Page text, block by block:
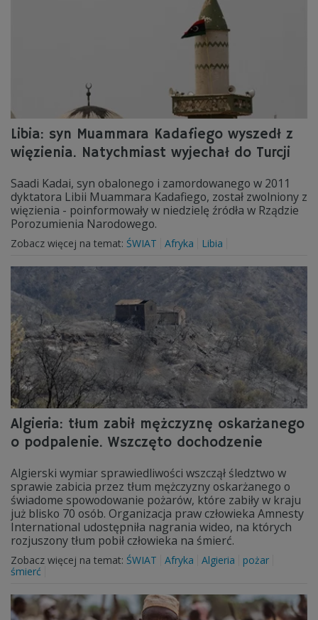
Libia: syn Muammara Kadafiego wyszedł z
więzienia. Natychmiast wyjechał do Turcji
Saadi Kadai, syn obalonego i zamordowanego w 2011
dyktatora Libii Muammara Kadafiego, został zwolniony z
więzienia - poinformowały w niedzielę źródła w Rządzie
Porozumienia Narodowego.
Zobacz więcej na temat: ŚWIAT Afryka Libia
Algieria: tłum zabił mężczyznę oskarżanego
o podpalenie. Wszczęto dochodzenie
Algierski wymiar sprawiedliwości wszczął śledztwo w
sprawie zabicia przez tłum mężczyzny oskarżanego o
świadome spowodowanie pożarów, które zabiły w kraju
już blisko 70 osób. Organizacja praw człowieka Amnesty
International udostępniła nagrania wideo, na których
rozjuszony tłum pobił człowieka na śmierć.
Zobacz więcej na temat: ŚWIAT Afryka Algieria
pożar
śmierć